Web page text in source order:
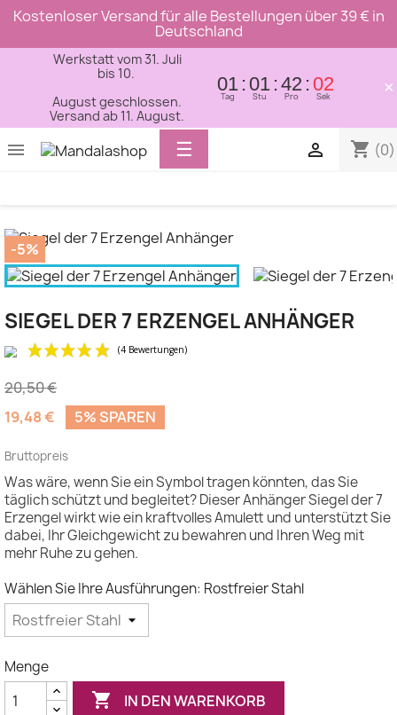
Kostenloser Versand für alle Bestellungen über 39 € in
Deutschland
Werkstatt vom 31. Juli
bis 10.
August geschlossen.
Versand ab 11. August.
01
Tag
01
Stu
42
Pro
01
Sek ×
 shopping_cart (0)

Toggle
navigation
☰
-5%
SIEGEL DER 7 ERZENGEL ANHÄNGER
(4 Bewertungen)
20,50 €
19,48 €
5% SPAREN
Bruttopreis
Was wäre, wenn Sie ein Symbol tragen könnten, das Sie
täglich schützt und begleitet? Dieser Anhänger Siegel der 7
Erzengel wirkt wie ein kraftvolles Amulett und unterstützt Sie
dabei, Ihr Gleichgewicht zu bewahren und Ihren Weg mit
mehr Ruhe zu gehen.
Wählen Sie Ihre Ausführungen: Rostfreier Stahl
Menge
 IN DEN WARENKORB